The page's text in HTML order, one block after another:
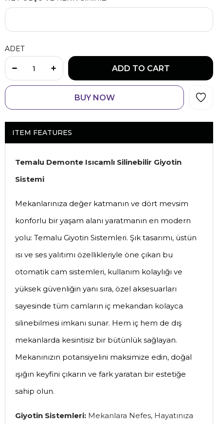
ADET
ITEM FEATURES
Temalu Demonte Isıcamlı Silinebilir Giyotin
Sistemi
Mekanlarınıza değer katmanın ve dört mevsim
konforlu bir yaşam alanı yaratmanın en modern
yolu: Temalu Giyotin Sistemleri. Şık tasarımı, üstün
ısı ve ses yalıtımı özellikleriyle öne çıkan bu
otomatik cam sistemleri, kullanım kolaylığı ve
yüksek güvenliğin yanı sıra, özel aksesuarları
sayesinde tüm camların iç mekandan kolayca
silinebilmesi imkanı sunar. Hem iç hem de dış
mekanlarda kesintisiz bir bütünlük sağlayan.
Mekanınızın potansiyelini maksimize edin, doğal
ışığın keyfini çıkarın ve fark yaratan bir estetiğe
sahip olun.
Giyotin Sistemleri: Mekanlara Nefes, Hayatınıza